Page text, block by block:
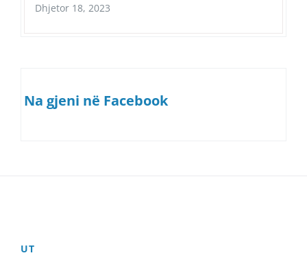
Dhjetor 18, 2023
Na gjeni në Facebook
UT